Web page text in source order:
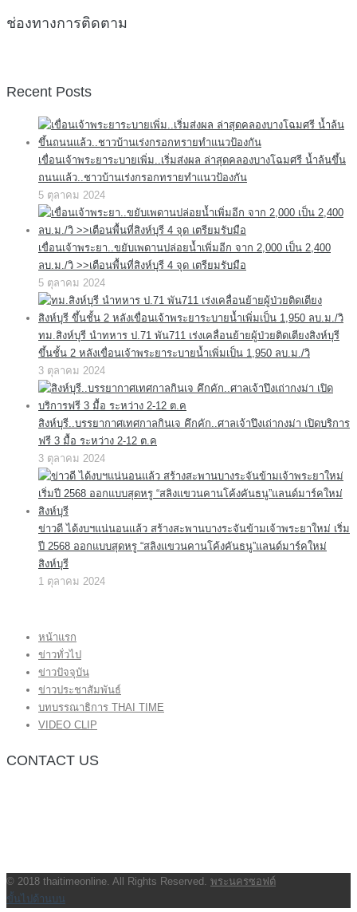
ช่องทางการติดตาม
Recent Posts
เขื่อนเจ้าพระยาระบายเพิ่ม..เริ่มส่งผล ล่าสุดคลองบางโฉมศรี น้ำล้นขึ้น
ถนนแล้ว..ชาวบ้านเร่งกรอกทรายทำแนวป้องกัน
5 ตุลาคม 2024
เขื่อนเจ้าพระยา..ขยับเพดานปล่อยน้ำเพิ่มอีก จาก 2,000 เป็น 2,400
ลบ.ม./วิ >>เตือนพื้นที่สิงห์บุรี 4 จุด เตรียมรับมือ
5 ตุลาคม 2024
ทม.สิงห์บุรี นำทหาร ป.71 พัน711 เร่งเคลื่อนย้ายผู้ป่วยติดเตียงสิงห์บุรี
ขึ้นชั้น 2 หลังเขื่อนเจ้าพระยาระบายน้ำเพิ่มเป็น 1,950 ลบ.ม./วิ
3 ตุลาคม 2024
สิงห์บุรี..บรรยากาศเทศกาลกินเจ คึกคัก..ศาลเจ้าปึงเถ่ากงม่า เปิดบริการ
ฟรี 3 มื้อ ระหว่าง 2-12 ต.ค
3 ตุลาคม 2024
ข่าวดี ได้งบฯแน่นอนแล้ว สร้างสะพานบางระจันข้ามเจ้าพระยาใหม่ เริ่ม
ปี 2568 ออกแบบสุดหรู “สลิงแขวนคานโค้งคันธนู”แลนด์มาร์คใหม่
สิงห์บุรี
1 ตุลาคม 2024
หน้าแรก
ข่าวทั่วไป
ข่าวปัจจุบัน
ข่าวประชาสัมพันธ์
บทบรรณาธิการ THAI TIME
VIDEO CLIP
CONTACT US
© 2018 thaitimeonline. All Rights Reserved. พระนครซอฟต์
ขั้นไปด้านบน